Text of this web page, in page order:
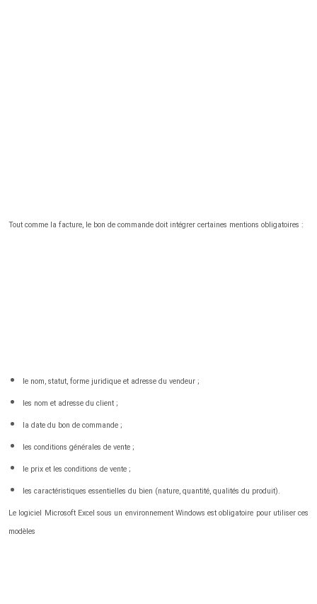
Tout comme la facture, le bon de commande doit intégrer certaines mentions obligatoires :
le nom, statut, forme juridique et adresse du vendeur ;
les nom et adresse du client ;
la date du bon de commande ;
les conditions générales de vente ;
le prix et les conditions de vente ;
les caractéristiques essentielles du bien (nature, quantité, qualités du produit).
Le logiciel Microsoft Excel sous un environnement Windows est obligatoire pour utiliser ces
modèles